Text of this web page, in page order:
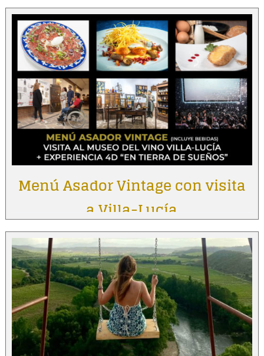
Menú Asador Vintage con visita
a Villa-Lucía